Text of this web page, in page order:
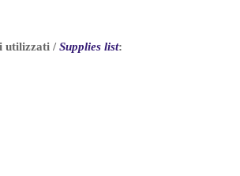
utilizzati / Supplies list: